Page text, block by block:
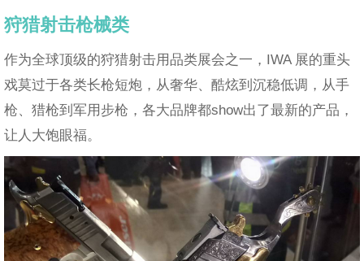
狩猎射击枪械类
作为全球顶级的狩猎射击用品类展会之一，IWA 展的重头
戏莫过于各类长枪短炮，从奢华、酷炫到沉稳低调，从手
枪、猎枪到军用步枪，各大品牌都show出了最新的产品，
让人大饱眼福。